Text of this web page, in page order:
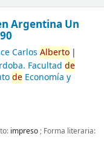
Argentina Un
Carlos Alberto
Facultad de
deEconomía y
impreso ; Forma literaria: